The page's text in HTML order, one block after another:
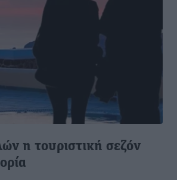
η τουριστική σεζόν